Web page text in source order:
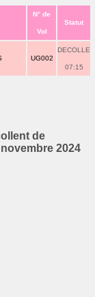
N° de
Vol
Statut
UG002
DECOLLE
07:15
de
2024